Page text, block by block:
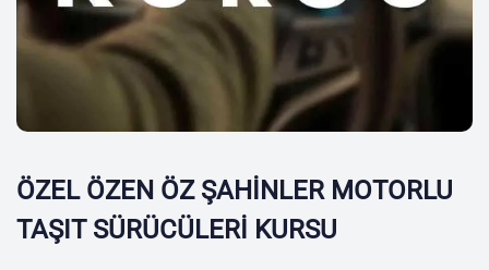
ÖZEL ÖZEN ÖZ ŞAHİNLER MOTORLU
TAŞIT SÜRÜCÜLERİ KURSU